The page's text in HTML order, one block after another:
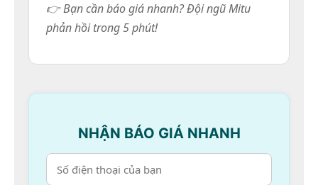
👉 Bạn cần báo giá nhanh? Đội ngũ Mitu
phản hồi trong 5 phút!
NHẬN BÁO GIÁ NHANH